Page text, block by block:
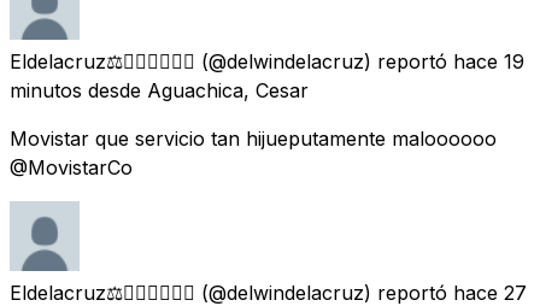
Eldelacruz⚖️👨🏽‍⚖️👨🏽‍⚖️ (@delwindelacruz) reportó hace 19
minutos desde Aguachica, Cesar
Movistar que servicio tan hijueputamente maloooooo
@MovistarCo
Eldelacruz⚖️👨🏽‍⚖️👨🏽‍⚖️ (@delwindelacruz) reportó hace 27